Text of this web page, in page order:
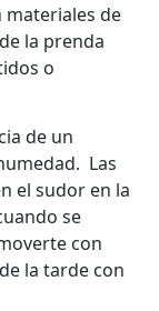
materiales de
de la prenda
o
de un
Las
el sudor en la
se
con
la tarde con